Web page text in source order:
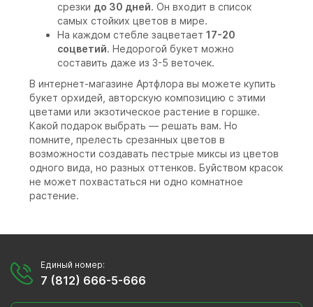
срезки до 30 дней. Он входит в список
самых стойких цветов в мире.
На каждом стебле зацветает 17-20
соцветий. Недорогой букет можно
составить даже из 3-5 веточек.
В интернет-магазине Артфлора вы можете купить
букет орхидей, авторскую композицию с этими
цветами или экзотическое растение в горшке.
Какой подарок выбрать — решать вам. Но
помните, прелесть срезанных цветов в
возможности создавать пестрые миксы из цветов
одного вида, но разных оттенков. Буйством красок
не может похвастаться ни одно комнатное
растение.
Единый номер:
7 (812) 666-5-666